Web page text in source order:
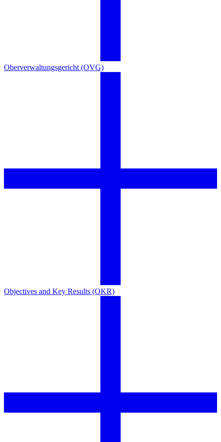
Oberverwaltungsgericht (OVG)
Objectives and Key Results (OKR)